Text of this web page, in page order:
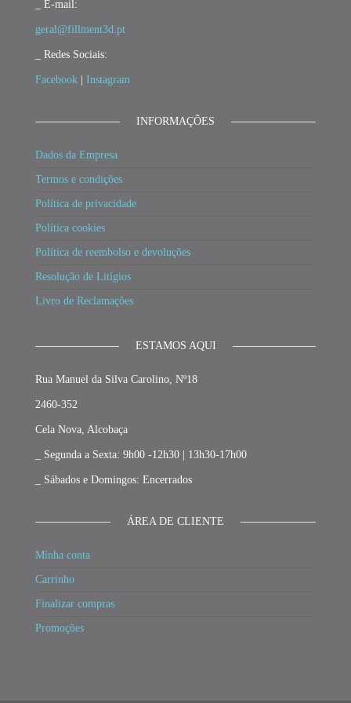
_ E-mail:
geral@fillment3d.pt
_ Redes Sociais:
Facebook Instagram
INFORMAÇÕES
Dados da Empresa
Termos e condições
Política de privacidade
Política cookies
Política de reembolso e devoluções
Resolução de Litígios
Livro de Reclamações
ESTAMOS AQUI
Rua Manuel da Silva Carolino, Nº18
2460-352
Cela Nova, Alcobaça
_ Segunda a Sexta: 9h00 -12h30 | 13h30-17h00
_ Sábados e Domingos: Encerrados
ÁREA DE CLIENTE
Minha conta
Carrinho
Finalizar compras
Promoções